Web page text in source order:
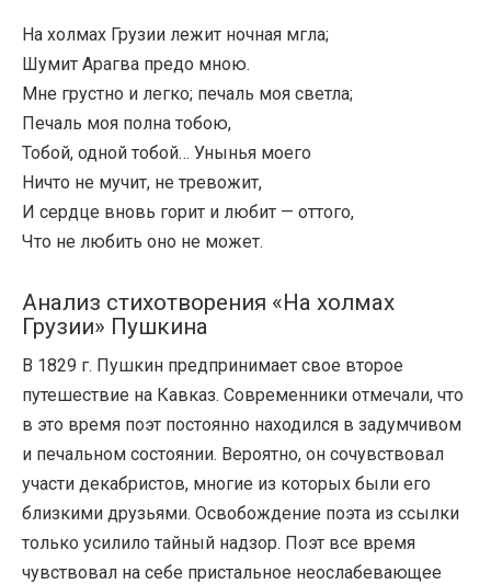
На холмах Грузии лежит ночная мгла;
Шумит Арагва предо мною.
Мне грустно и легко; печаль моя светла;
Печаль моя полна тобою,
Тобой, одной тобой… Унынья моего
Ничто не мучит, не тревожит,
И сердце вновь горит и любит — оттого,
Что не любить оно не может.
Анализ стихотворения «На холмах
Грузии» Пушкина
В 1829 г. Пушкин предпринимает свое второе
путешествие на Кавказ. Современники отмечали, что
в это время поэт постоянно находился в задумчивом
и печальном состоянии. Вероятно, он сочувствовал
участи декабристов, многие из которых были его
близкими друзьями. Освобождение поэта из ссылки
только усилило тайный надзор. Поэт все время
чувствовал на себе пристальное неослабевающее